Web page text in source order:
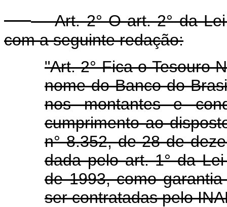
Art. 2° O art. 2° da Lei
com a seguinte redação:
"Art. 2° Fica o Tesouro
nome do Banco do
nos montantes e
cumprimento ao
n° 8.352, de 28 de
dada pelo art. 1° da
de 1993, como
ser contratadas pelo